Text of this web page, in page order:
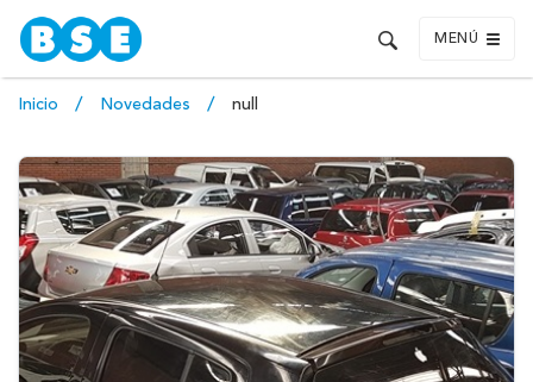
MENÚ
Inicio Novedades null